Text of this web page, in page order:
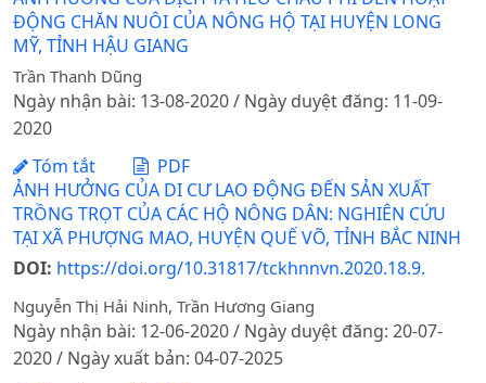
ĐỘNG CHĂN NUÔI CỦA NÔNG HỘ TẠI HUYỆN LONG
MỸ, TỈNH HẬU GIANG
Trần Thanh Dũng
Ngày nhận bài: 13-08-2020 / Ngày duyệt đăng: 11-09-
2020
Tóm tắt
PDF
ẢNH HƯỞNG CỦA DI CƯ LAO ĐỘNG ĐẾN SẢN XUẤT
TRỒNG TRỌT CỦA CÁC HỘ NÔNG DÂN: NGHIÊN CỨU
TẠI XÃ PHƯỢNG MAO, HUYỆN QUẾ VÕ, TỈNH BẮC NINH
DOI: https://doi.org/10.31817/tckhnnvn.2020.18.9.
Nguyễn Thị Hải Ninh, Trần Hương Giang
Ngày nhận bài: 12-06-2020 / Ngày duyệt đăng: 20-07-
2020 / Ngày xuất bản: 04-07-2025